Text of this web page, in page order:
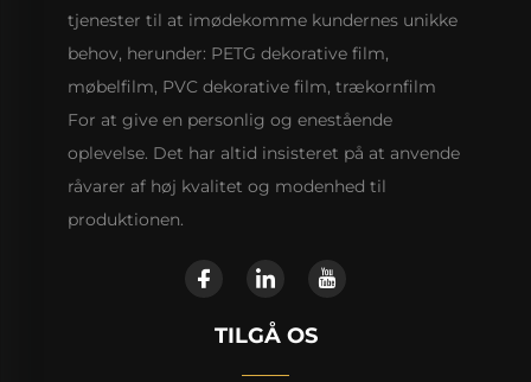
tjenester til at imødekomme kundernes unikke
behov, herunder: PETG dekorative film,
møbelfilm, PVC dekorative film, trækornfilm
For at give en personlig og enestående
oplevelse. Det har altid insisteret på at anvende
råvarer af høj kvalitet og modenhed til
produktionen.
TILGÅ OS